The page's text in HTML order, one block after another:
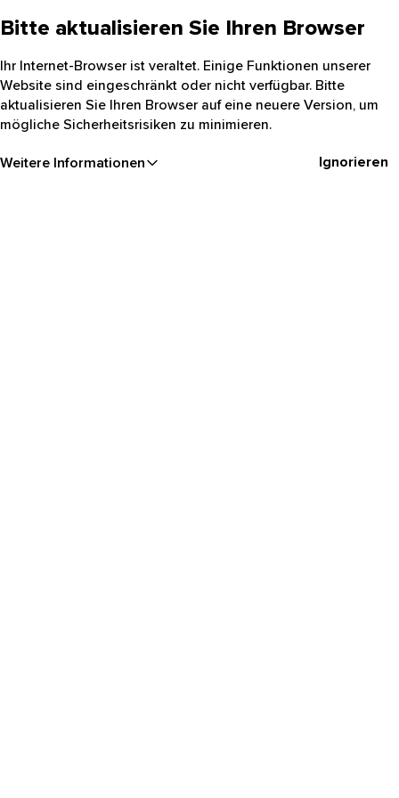
Bitte aktualisieren Sie Ihren Browser
Ihr Internet-Browser ist veraltet. Einige Funktionen unserer
Website sind eingeschränkt oder nicht verfügbar. Bitte
aktualisieren Sie Ihren Browser auf eine neuere Version, um
mögliche Sicherheitsrisiken zu minimieren.
Weitere Informationen Ignorieren